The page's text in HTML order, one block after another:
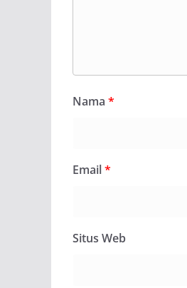
Nama *
Email*
Situs Web